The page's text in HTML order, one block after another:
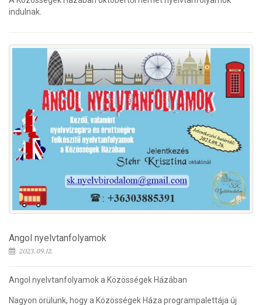
indulnak.
Angol nyelvtanfolyamok
2023.09.12.
Angol nyelvtanfolyamok a Közösségek Házában
Nagyon örülünk, hogy a Közösségek Háza programpalettája új